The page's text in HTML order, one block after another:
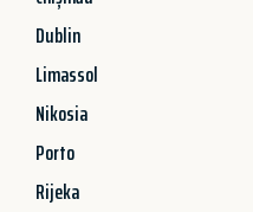
Dublin
Limassol
Nikosia
Porto
Rijeka